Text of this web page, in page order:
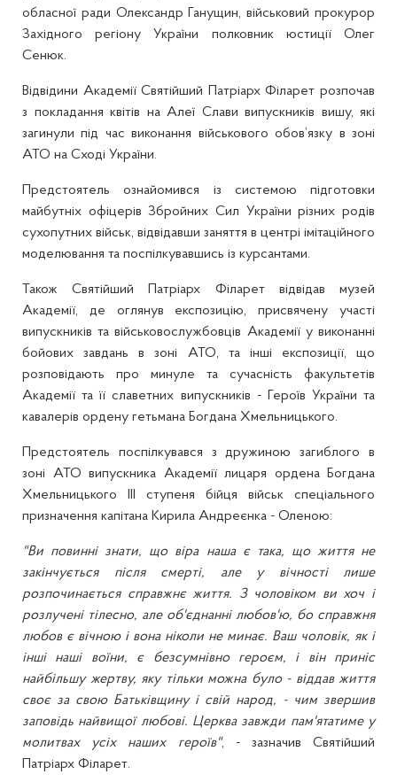
обласної ради Олександр Ганущин, військовий прокурор
Західного регіону України полковник юстиції Олег
Сенюк.
Відвідини Академії Святійший Патріарх Філарет розпочав
з покладання квітів на Алеї Слави випускників вишу, які
загинули під час виконання військового обов’язку в зоні
АТО на Сході України.
Предстоятель ознайомився із системою підготовки
майбутніх офіцерів Збройних Сил України різних родів
сухопутних військ, відвідавши заняття в центрі імітаційного
моделювання та поспілкувавшись із курсантами.
Також Святійший Патріарх Філарет відвідав музей
Академії, де оглянув експозицію, присвячену участі
випускників та військовослужбовців Академії у виконанні
бойових завдань в зоні АТО, та інші експозиції, що
розповідають про минуле та сучасність факультетів
Академії та її славетних випускників - Героїв України та
кавалерів ордену гетьмана Богдана Хмельницького.
Предстоятель поспілкувався з дружиною загиблого в
зоні АТО випускника Академії лицаря ордена Богдана
Хмельницького ІІІ ступеня бійця військ спеціального
призначення капітана Кирила Андреєнка - Оленою:
"Ви повинні знати, що віра наша є така, що життя не
закінчується після смерті, але у вічності лише
розпочинається справжнє життя. З чоловіком ви хоч і
розлучені тілесно, але об'єднанні любов'ю, бо справжня
любов є вічною і вона ніколи не минає. Ваш чоловік, як і
інші наші воїни, є безсумнівно героєм, і він приніс
найбільшу жертву, яку тільки можна було - віддав життя
своє за свою Батьківщину і свій народ, - чим звершив
заповідь найвищої любові. Церква завжди пам'ятатиме у
молитвах усіх наших героїв", - зазначив Святійший
Патріарх Філарет.